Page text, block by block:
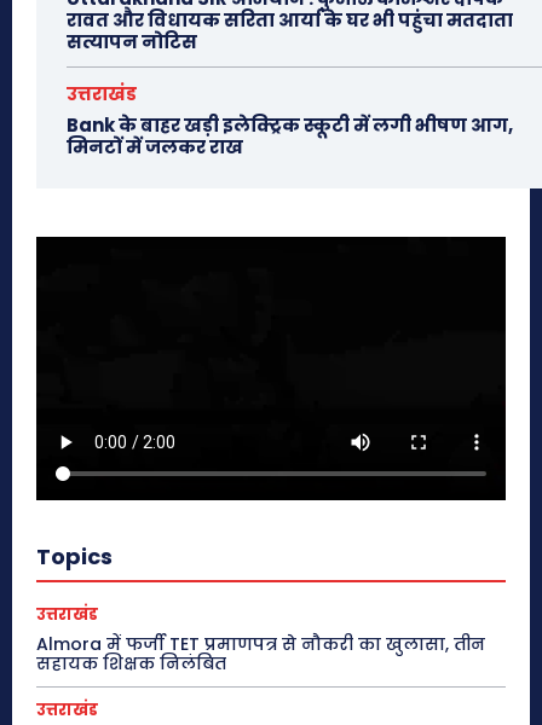
रावत और विधायक सरिता आर्या के घर भी पहुंचा मतदाता
सत्यापन नोटिस
उत्तराखंड
Bank के बाहर खड़ी इलेक्ट्रिक स्कूटी में लगी भीषण आग,
मिनटों में जलकर राख
Topics
उत्तराखंड
Almora में फर्जी TET प्रमाणपत्र से नौकरी का खुलासा, तीन
सहायक शिक्षक निलंबित
उत्तराखंड